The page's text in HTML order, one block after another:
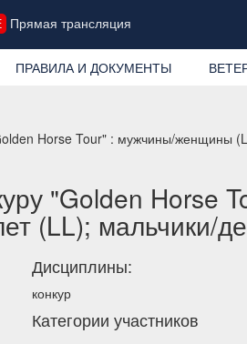
Прямая трансляция
ПРАВИЛА И ДОКУМЕНТЫ
Horse Tour" : мужчины/женщины
"Golden Horse
(LL); мальчики/
Дисциплины:
конкур
Категории участников